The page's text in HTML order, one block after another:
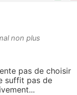
non plus
pas de choisir
suffit pas de